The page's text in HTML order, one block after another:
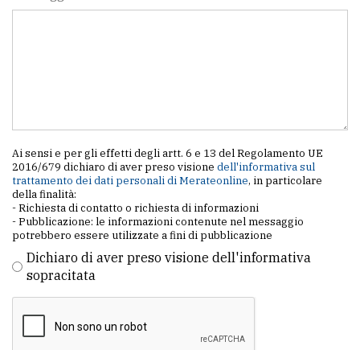
Ai sensi e per gli effetti degli artt. 6 e 13 del Regolamento UE
2016/679 dichiaro di aver preso visione dell'informativa sul
trattamento dei dati personali di Merateonline, in particolare
della finalità:
- Richiesta di contatto o richiesta di informazioni
- Pubblicazione: le informazioni contenute nel messaggio
potrebbero essere utilizzate a fini di pubblicazione
Dichiaro di aver preso visione dell'informativa
sopracitata